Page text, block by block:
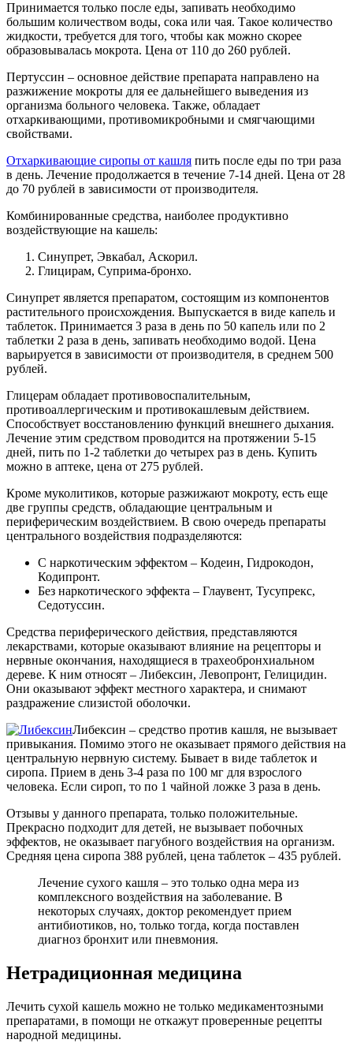
Принимается только после еды, запивать необходимо
большим количеством воды, сока или чая. Такое количество
жидкости, требуется для того, чтобы как можно скорее
образовывалась мокрота. Цена от 110 до 260 рублей.
Пертуссин – основное действие препарата направлено на
разжижение мокроты для ее дальнейшего выведения из
организма больного человека. Также, обладает
отхаркивающими, противомикробными и смягчающими
свойствами.
Отхаркивающие сиропы от кашля пить после еды по три раза
в день. Лечение продолжается в течение 7-14 дней. Цена от 28
до 70 рублей в зависимости от производителя.
Комбинированные средства, наиболее продуктивно
воздействующие на кашель:
Синупрет, Эвкабал, Аскорил.
Глицирам, Суприма-бронхо.
Синупрет является препаратом, состоящим из компонентов
растительного происхождения. Выпускается в виде капель и
таблеток. Принимается 3 раза в день по 50 капель или по 2
таблетки 2 раза в день, запивать необходимо водой. Цена
варьируется в зависимости от производителя, в среднем 500
рублей.
Глицерам обладает противовоспалительным,
противоаллергическим и противокашлевым действием.
Способствует восстановлению функций внешнего дыхания.
Лечение этим средством проводится на протяжении 5-15
дней, пить по 1-2 таблетки до четырех раз в день. Купить
можно в аптеке, цена от 275 рублей.
Кроме муколитиков, которые разжижают мокроту, есть еще
две группы средств, обладающие центральным и
периферическим воздействием. В свою очередь препараты
центрального воздействия подразделяются:
С наркотическим эффектом – Кодеин, Гидрокодон,
Кодипронт.
Без наркотического эффекта – Глаувент, Тусупрекс,
Седотуссин.
Средства периферического действия, представляются
лекарствами, которые оказывают влияние на рецепторы и
нервные окончания, находящиеся в трахеобронхиальном
дереве. К ним относят – Либексин, Левопронт, Гелицидин.
Они оказывают эффект местного характера, и снимают
раздражение слизистой оболочки.
Либексин – средство против кашля, не вызывает
привыкания. Помимо этого не оказывает прямого действия на
центральную нервную систему. Бывает в виде таблеток и
сиропа. Прием в день 3-4 раза по 100 мг для взрослого
человека. Если сироп, то по 1 чайной ложке 3 раза в день.
Отзывы у данного препарата, только положительные.
Прекрасно подходит для детей, не вызывает побочных
эффектов, не оказывает пагубного воздействия на организм.
Средняя цена сиропа 388 рублей, цена таблеток – 435 рублей.
Лечение сухого кашля – это только одна мера из
комплексного воздействия на заболевание. В
некоторых случаях, доктор рекомендует прием
антибиотиков, но, только тогда, когда поставлен
диагноз бронхит или пневмония.
Нетрадиционная медицина
Лечить сухой кашель можно не только медикаментозными
препаратами, в помощи не откажут проверенные рецепты
народной медицины.